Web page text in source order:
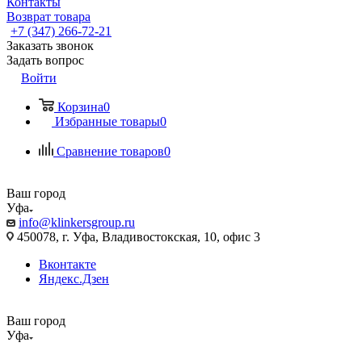
Возврат товара
+7 (347) 266-72-21
Заказать звонок
Задать вопрос
Войти
Корзина0
Избранные товары0
Сравнение товаров0
Ваш город
Уфа
info@klinkersgroup.ru
450078, г. Уфа, Владивостокская, 10, офис 3
Вконтакте
Яндекс.Дзен
Ваш город
Уфа